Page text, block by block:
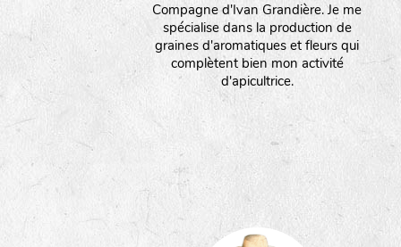
Compagne d'Ivan Grandière. Je me
spécialise dans la production de
graines d'aromatiques et fleurs qui
complètent bien mon activité
d'apicultrice.